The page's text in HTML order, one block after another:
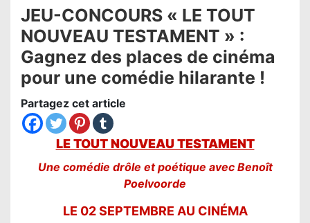
JEU-CONCOURS « LE TOUT
NOUVEAU TESTAMENT » :
Gagnez des places de cinéma
pour une comédie hilarante !
Partagez cet article
LE TOUT NOUVEAU TESTAMENT
Une comédie drôle et poétique avec Benoît
Poelvoorde
LE 02 SEPTEMBRE AU CINÉMA